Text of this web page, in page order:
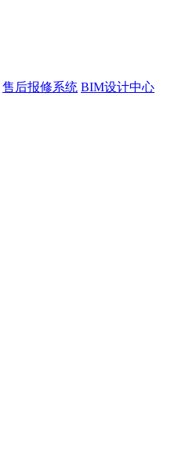
售后报修系统 BIM设计中心